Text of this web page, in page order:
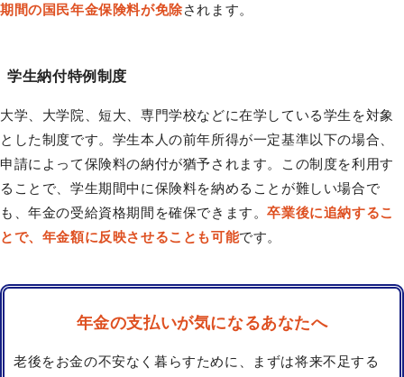
期間の国民年金保険料が免除されます。
学生納付特例制度
大学、大学院、短大、専門学校などに在学している学生を対象
とした制度です。学生本人の前年所得が一定基準以下の場合、
申請によって保険料の納付が猶予されます。この制度を利用す
ることで、学生期間中に保険料を納めることが難しい場合で
も、年金の受給資格期間を確保できます。卒業後に追納するこ
とで、年金額に反映させることも可能です。
年金の支払いが気になるあなたへ
老後をお金の不安なく暮らすために、まずは将来不足する